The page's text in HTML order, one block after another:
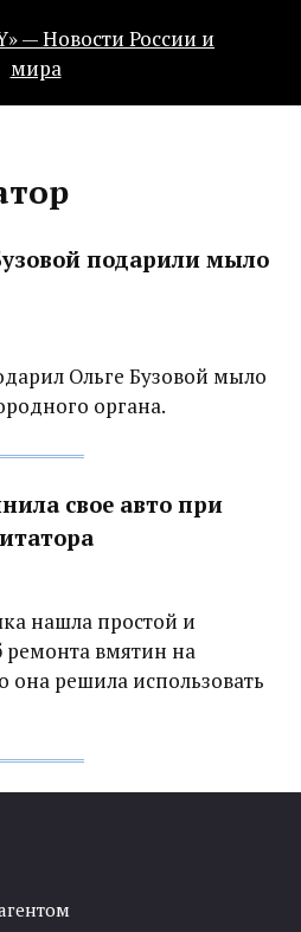
подарили мыло
Ольге Бузовой мыло
органа.
свое авто при
нашла простой и
вмятин на
она решила использовать